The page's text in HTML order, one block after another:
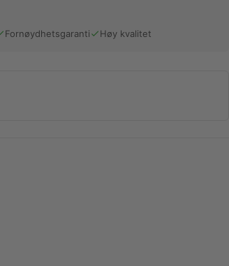
Fornøydhetsgaranti Høy kvalitet